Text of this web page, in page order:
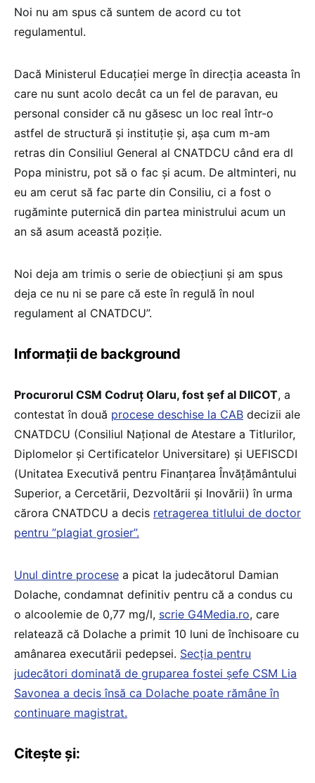
Noi nu am spus că suntem de acord cu tot
regulamentul.
Dacă Ministerul Educației merge în direcția aceasta în
care nu sunt acolo decât ca un fel de paravan, eu
personal consider că nu găsesc un loc real într-o
astfel de structură și instituție și, așa cum m-am
retras din Consiliul General al CNATDCU când era dl
Popa ministru, pot să o fac și acum. De altminteri, nu
eu am cerut să fac parte din Consiliu, ci a fost o
rugăminte puternică din partea ministrului acum un
an să asum această poziție.
Noi deja am trimis o serie de obiecțiuni și am spus
deja ce nu ni se pare că este în regulă în noul
regulament al CNATDCU”.
Informații de background
Procurorul CSM Codruț Olaru, fost șef al DIICOT, a
contestat în două procese deschise la CAB decizii ale
CNATDCU (Consiliul Național de Atestare a Titlurilor,
Diplomelor și Certificatelor Universitare) și UEFISCDI
(Unitatea Executivă pentru Finanțarea Învățământului
Superior, a Cercetării, Dezvoltării și Inovării) în urma
cărora CNATDCU a decis retragerea titlului de doctor
pentru ”plagiat grosier”.
Unul dintre procese a picat la judecătorul Damian
Dolache, condamnat definitiv pentru că a condus cu
o alcoolemie de 0,77 mg/l, scrie G4Media.ro, care
relatează că Dolache a primit 10 luni de închisoare cu
amânarea executării pedepsei. Secția pentru
judecători dominată de gruparea fostei șefe CSM Lia
Savonea a decis însă ca Dolache poate rămâne în
continuare magistrat.
Citește și: